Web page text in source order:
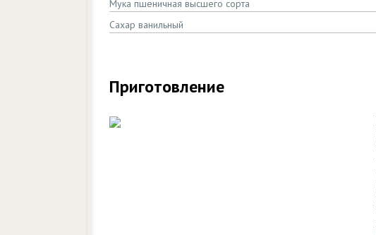
Мука пшеничная высшего сорта
Сахар ванильный
Приготовление